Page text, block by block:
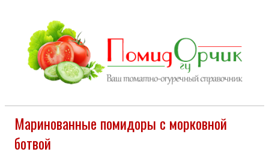
Маринованные помидоры с морковной
ботвой